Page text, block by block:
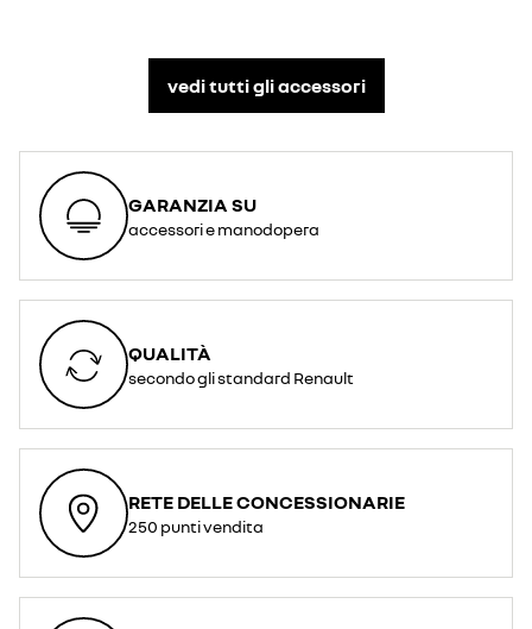
vedi tutti gli accessori​
GARANZIA SU
accessori e manodopera
QUALITÀ
secondo gli standard Renault
RETE DELLE CONCESSIONARIE
250 punti vendita